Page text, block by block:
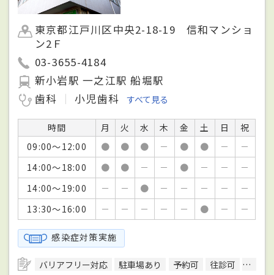
東京都江戸川区中央2-18-19 信和マンショ
ン2Ｆ
03-3655-4184
新小岩駅 一之江駅 船堀駅
歯科
小児歯科 すべて見る
時間 月 火 水 木 金 土 日
祝
09:00～12:00
● ● ● － ● ● －
－
14:00～18:00
● ● － － ● － －
－
14:00～19:00
－ － ● － － － －
－
13:30～16:00
－ － － － － ● － －
感染症対策実施
バリアフリー対応 駐車場あり 予約可 往診可
訪問